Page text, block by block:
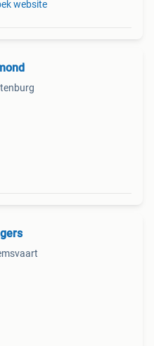
website